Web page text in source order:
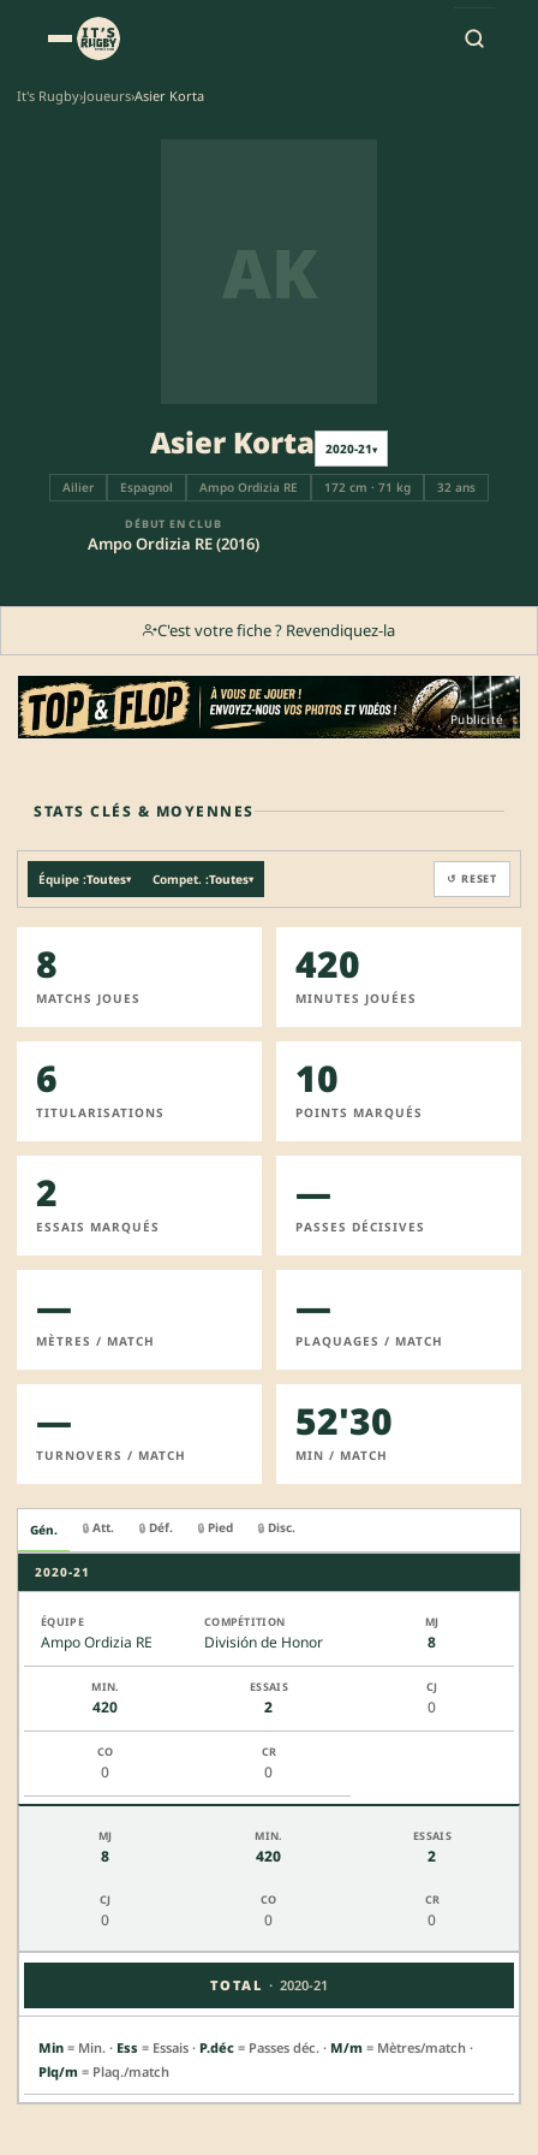
It's Rugby›Joueurs›Asier Korta
AK
Asier Korta 2020-21▾
Ailier Espagnol Ampo Ordizia RE 172 cm · 71 kg 32 ans
DÉBUT EN CLUB
Ampo Ordizia RE (2016)
C'est votre fiche ? Revendiquez-la
Publicité
STATS CLÉS & MOYENNES
Équipe :Toutes▾ Compet. :Toutes▾ ↺ RESET
8
MATCHS JOUES
420
MINUTES JOUÉES
6
TITULARISATIONS
10
POINTS MARQUÉS
2
ESSAIS MARQUÉS
—
PASSES DÉCISIVES
—
MÈTRES / MATCH
—
PLAQUAGES / MATCH
—
TURNOVERS / MATCH
52'30
MIN / MATCH
Gén. 🔒 Att. 🔒 Déf. 🔒 Pied 🔒 Disc.
2020-21
Ampo Ordizia RE División de Honor 8
420 2 0
0 0
8 420 2
0 0 0
TOTAL · 2020-21
Min = Min. · Ess = Essais · P.déc = Passes déc. · M/m = Mètres/match ·
Plq/m = Plaq./match